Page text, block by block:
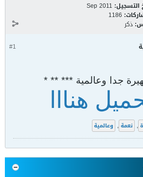
التسجيل: Sep 2011
1186
ذكر
#1
جدا وعالمية *** ** *
هنااا
, نعمة , وعالمية